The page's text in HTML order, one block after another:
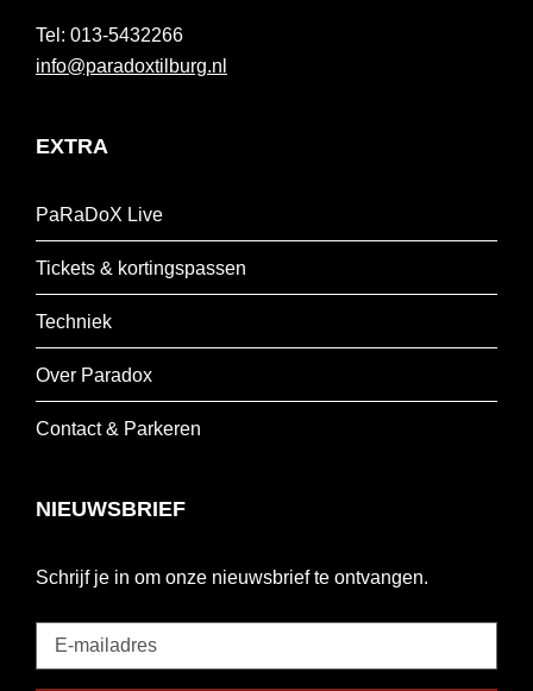
013-5432266
info@paradoxtilburg.nl
EXTRA
PaRaDoX Live
Tickets & kortingspassen
Techniek
Over Paradox
Contact & Parkeren
NIEUWSBRIEF
Schrijf je in om onze nieuwsbrief te ontvangen.
mailadres